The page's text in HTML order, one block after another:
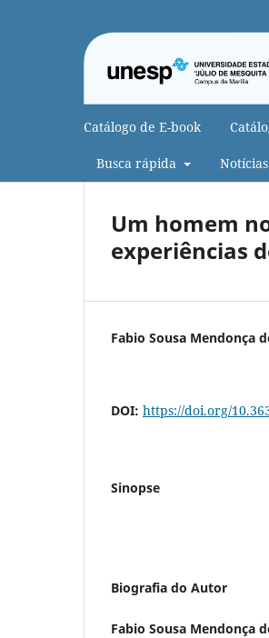
Catálogo de E-book
Busca rápida Notícias
Um homem
experiências
Fabio Sousa Mendonça
DOI: https://doi.org/
Sinopse
Biografia do Autor
Fabio Sousa Mendonça